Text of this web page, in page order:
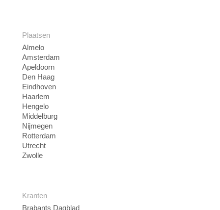
Plaatsen
Almelo
Amsterdam
Apeldoorn
Den Haag
Eindhoven
Haarlem
Hengelo
Middelburg
Nijmegen
Rotterdam
Utrecht
Zwolle
Kranten
Brabants Dagblad